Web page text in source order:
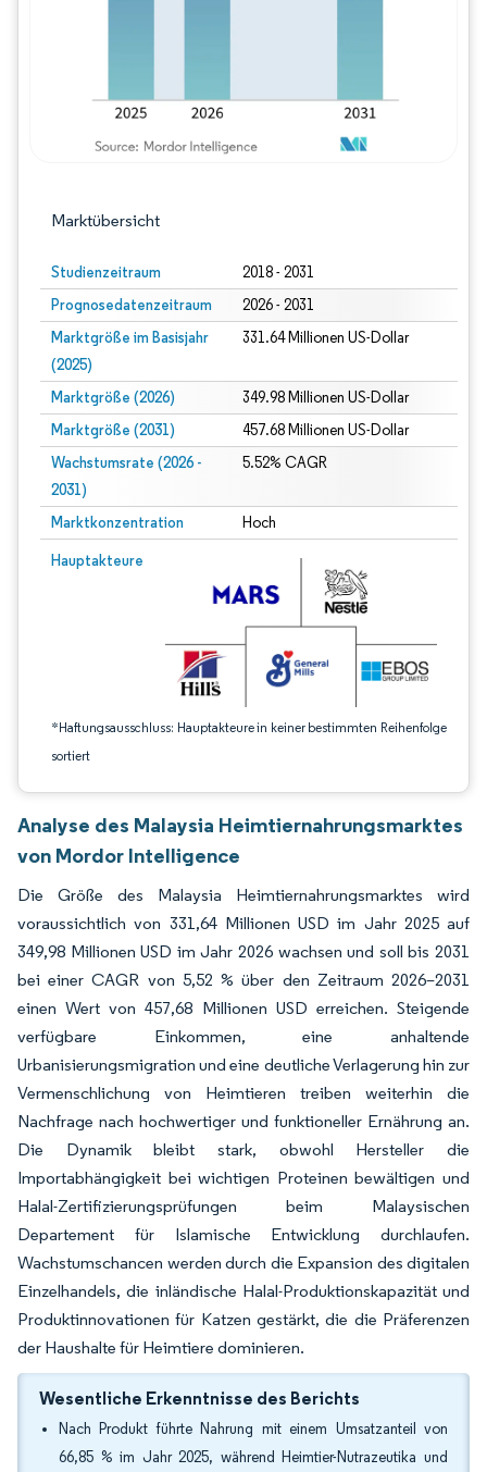
Marktübersicht
Studienzeitraum 2018 - 2031
Prognosedatenzeitraum 2026 - 2031
Marktgröße im Basisjahr
(2025)
331.64 Millionen US-Dollar
Marktgröße (2026) 349.98 Millionen US-Dollar
Marktgröße (2031) 457.68 Millionen US-Dollar
Wachstumsrate (2026 -
2031)
5.52% CAGR
Marktkonzentration Hoch
Hauptakteure
*Haftungsausschluss: Hauptakteure in keiner bestimmten Reihenfolge
sortiert
Bild © Mordor Intelligence. Wiederverwendung erfordert Namensnennung
Analyse des Malaysia Heimtiernahrungsmarktes
von Mordor Intelligence
Die Größe des Malaysia Heimtiernahrungsmarktes wird
voraussichtlich von 331,64 Millionen USD im Jahr 2025 auf
349,98 Millionen USD im Jahr 2026 wachsen und soll bis 2031
bei einer CAGR von 5,52 % über den Zeitraum 2026–2031
einen Wert von 457,68 Millionen USD erreichen. Steigende
verfügbare Einkommen, eine anhaltende
Urbanisierungsmigration und eine deutliche Verlagerung hin zur
Vermenschlichung von Heimtieren treiben weiterhin die
Nachfrage nach hochwertiger und funktioneller Ernährung an.
Die Dynamik bleibt stark, obwohl Hersteller die
Importabhängigkeit bei wichtigen Proteinen bewältigen und
Halal-Zertifizierungsprüfungen beim Malaysischen
Departement für Islamische Entwicklung durchlaufen.
Wachstumschancen werden durch die Expansion des digitalen
Einzelhandels, die inländische Halal-Produktionskapazität und
Produktinnovationen für Katzen gestärkt, die die Präferenzen
der Haushalte für Heimtiere dominieren.
Wesentliche Erkenntnisse des Berichts
Nach Produkt führte Nahrung mit einem Umsatzanteil von
66,85 % im Jahr 2025, während Heimtier-Nutrazeutika und